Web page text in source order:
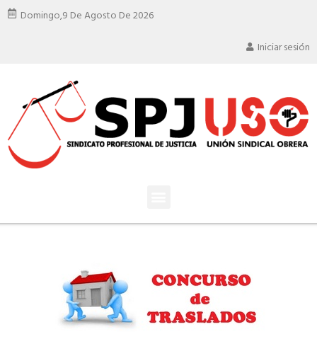
Domingo,9 De Agosto De 2026
Iniciar sesión